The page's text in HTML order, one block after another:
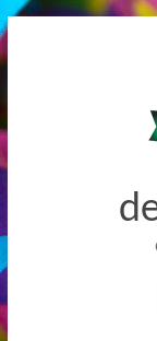
Ga
naar
de